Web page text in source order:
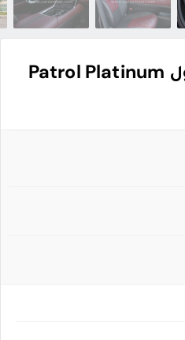
2025 نيسان باترول Patrol Platinum